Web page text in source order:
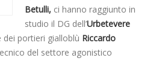
Betulli, ci hanno raggiunto in
studio il DG dell’Urbetevere
dei portieri gialloblù Riccardo
del settore agonistico